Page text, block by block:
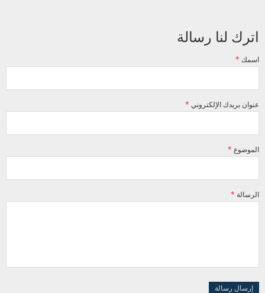
اترك لنا رسالة
‏اسمك ‏ *
‏عنوان بريدك الإلكتروني ‏ *
‏الموضوع ‏ *
‏الرسالة ‏ *